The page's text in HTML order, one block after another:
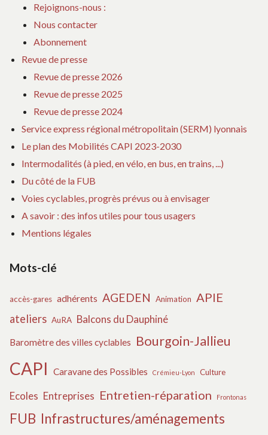
Rejoignons-nous :
Nous contacter
Abonnement
Revue de presse
Revue de presse 2026
Revue de presse 2025
Revue de presse 2024
Service express régional métropolitain (SERM) lyonnais
Le plan des Mobilités CAPI 2023-2030
Intermodalités (à pied, en vélo, en bus, en trains, ...)
Du côté de la FUB
Voies cyclables, progrès prévus ou à envisager
A savoir : des infos utiles pour tous usagers
Mentions légales
Mots-clé
accès-gares adhérents AGEDEN Animation APIE
ateliers AuRA Balcons du Dauphiné
Baromètre des villes cyclables Bourgoin-Jallieu
CAPI Caravane des Possibles Crémieu-Lyon Culture
Ecoles Entreprises Entretien-réparation Frontonas
FUB Infrastructures/aménagements